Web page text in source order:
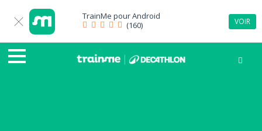
TrainMe pourAndroid
(160)
VOIR